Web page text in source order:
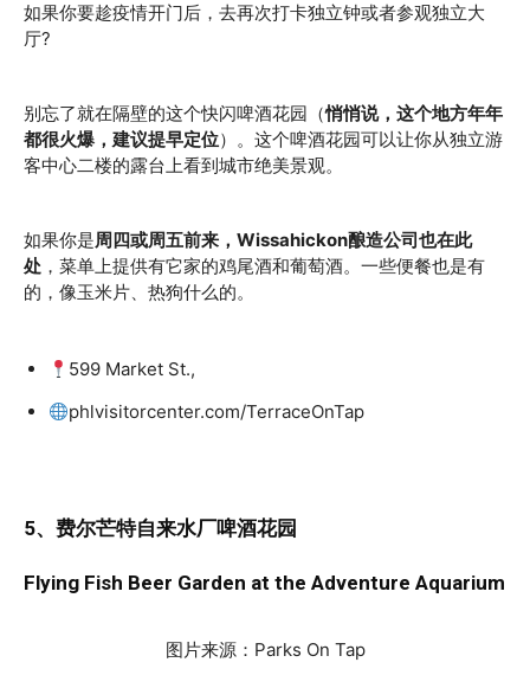
如果你要趁疫情开门后，去再次打卡独立钟或者参观独立大
厅?
别忘了就在隔壁的这个快闪啤酒花园（悄悄说，这个地方年年
都很火爆，建议提早定位）。这个啤酒花园可以让你从独立游
客中心二楼的露台上看到城市绝美景观。
如果你是周四或周五前来，Wissahickon酿造公司也在此
处 ，菜单上提供有它家的鸡尾酒和葡萄酒。一些便餐也是有
的，像玉米片、热狗什么的。
599 Market St.,
phlvisitorcenter.com/TerraceOnTap
5、费尔芒特自来水厂啤酒花园
Flying Fish Beer Garden at the Adventure Aquarium
图片来源：Parks On Tap